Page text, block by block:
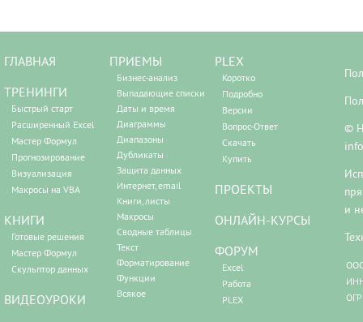
ГЛАВНАЯ
ТРЕНИНГИ
Быстрый старт
Расширенный Excel
Мастер Формул
Прогнозирование
Визуализация
Макросы на VBA
КНИГИ
Готовые решения
Мастер Формул
Скульптор данных
ВИДЕОУРОКИ
ПРИЕМЫ
Бизнес-анализ
Выпадающие списки
Даты и время
Диаграммы
Диапазоны
Дубликаты
Защита данных
Интернет, email
Книги, листы
Макросы
Сводные таблицы
Текст
Форматирование
Функции
Всякое
PLEX
Коротко
Подробно
Версии
Вопрос-Ответ
Скачать
Купить
ПРОЕКТЫ
ОНЛАЙН-КУРСЫ
ФОРУМ
Excel
Работа
PLEX
©
и